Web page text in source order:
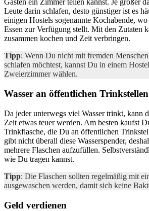
Gästen ein Zimmer teilen kannst. Je größer
Leute darin schlafen, desto günstiger ist es
einigen Hostels sogenannte Kochabende,
Essen zur Verfügung stellt. Mit den Zutaten
zusammen kochen und Zeit verbringen.
Tipp: Wenn Du nicht mit fremden
schlafen möchtest, kannst Du in einem
Zweierzimmer wählen.
Wasser an öffentlichen
Da jeder unterwegs viel Wasser trinkt, kann
Zeit etwas teuer werden. Am besten kaufst
Trinkflasche, die Du an öffentlichen
gibt nicht überall diese Wasserspender,
mehrere Flaschen aufzufüllen.
wie Du tragen kannst.
Tipp: Die Flaschen sollten regelmäßig mit
ausgewaschen werden, damit sich keine
Geld verdienen